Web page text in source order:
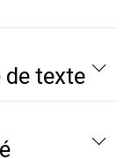
de texte